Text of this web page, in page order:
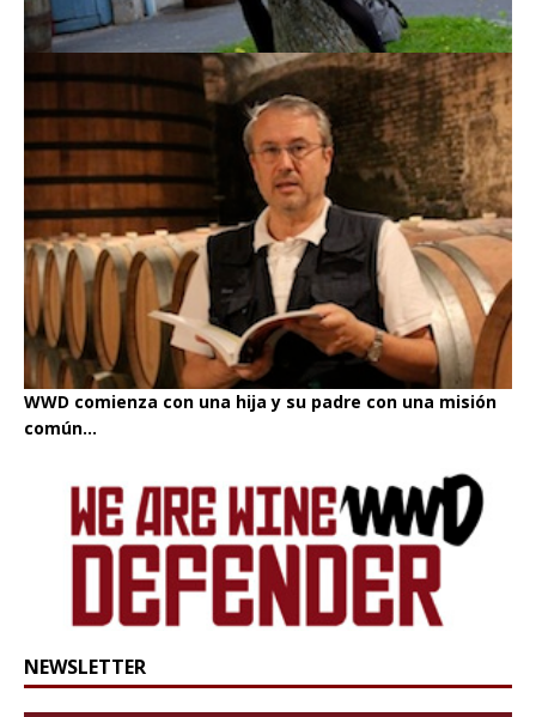
WWD comienza con una hija y su padre con una misión
común...
NEWSLETTER